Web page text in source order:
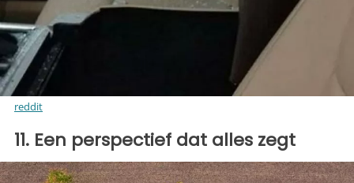
reddit
11. Een perspectief dat alles zegt